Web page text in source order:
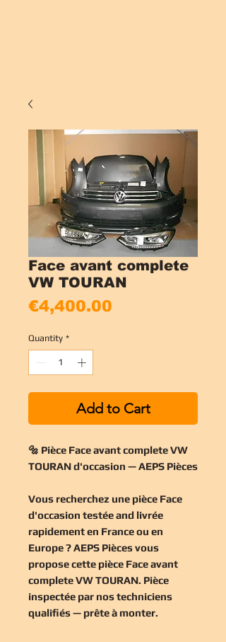
Face avant complete
VW TOURAN
€4,400.00
Quantity *
Add to Cart
🔩 Pièce Face avant complete VW
TOURAN d'occasion — AEPS Pièces
Vous recherchez une pièce Face
d'occasion testée and livrée
rapidement en France ou en
Europe ? AEPS Pièces vous
propose cette pièce Face avant
complete VW TOURAN. Pièce
inspectée par nos techniciens
qualifiés — prête à monter.